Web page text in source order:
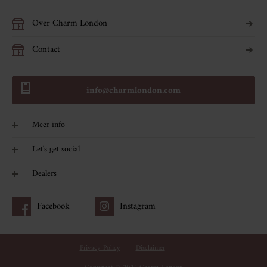
Over Charm London
Contact
info@charmlondon.com
Meer info
Veelgestelde vragen
Vacatures
Let's get social
Facebook
Tiktok
Dealers
Facebook Instagram
Privacy Policy
Disclaimer